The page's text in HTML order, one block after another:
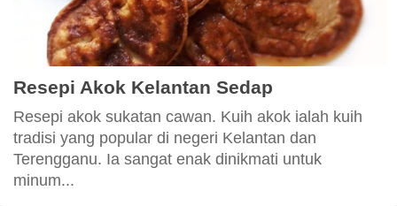
Resepi Akok Kelantan Sedap
Resepi akok sukatan cawan. Kuih akok ialah kuih
tradisi yang popular di negeri Kelantan dan
Terengganu. Ia sangat enak dinikmati untuk
minum...